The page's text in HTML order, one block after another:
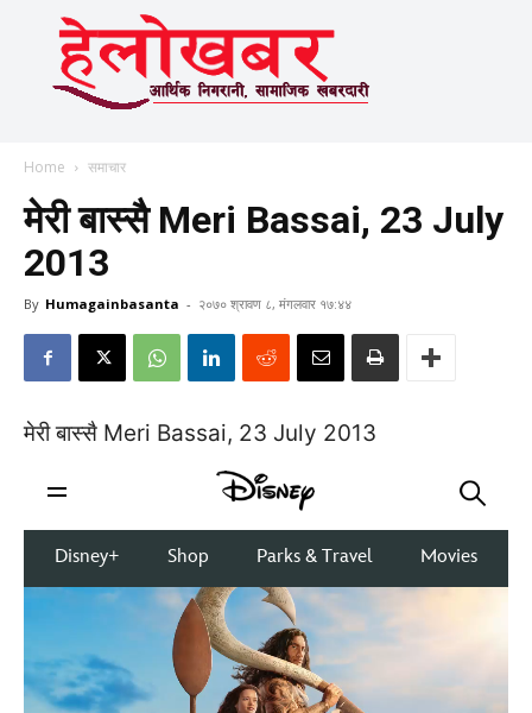
Home समाचार
मेरी बास्सै Meri Bassai, 23 July
2013
By Humagainbasanta - २०७० श्रावण ८, मंगलवार १७:४४
मेरी बास्सै Meri Bassai, 23 July 2013